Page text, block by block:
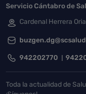
Servicio Cántabro de
Cardenal Herrera
942202770
Toda la actualidad de